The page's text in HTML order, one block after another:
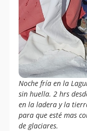
Noche fría en la
sin huella. 2 hrs
en la ladera y la
para que esté mas
de glaciares.